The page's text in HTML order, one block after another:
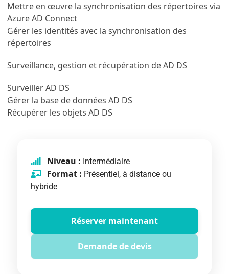
Mettre en œuvre la synchronisation des répertoires via
Azure AD Connect
Gérer les identités avec la synchronisation des
répertoires
Surveillance, gestion et récupération de AD DS
Surveiller AD DS
Gérer la base de données AD DS
Récupérer les objets AD DS
Niveau : Intermédiaire
Format : Présentiel, à distance ou
hybride
Réserver maintenant
Demande de devis